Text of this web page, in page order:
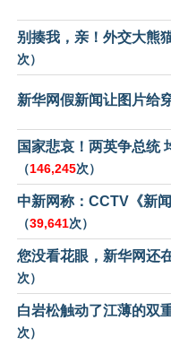
别揍我，亲！外交大熊
次）
新华网假新闻让图片给
国家悲哀！两英争总统
（146,245次）
中新网称：CCTV《新
（39,641次）
您没看花眼，新华网还
次）
白岩松触动了江薄的双
次）